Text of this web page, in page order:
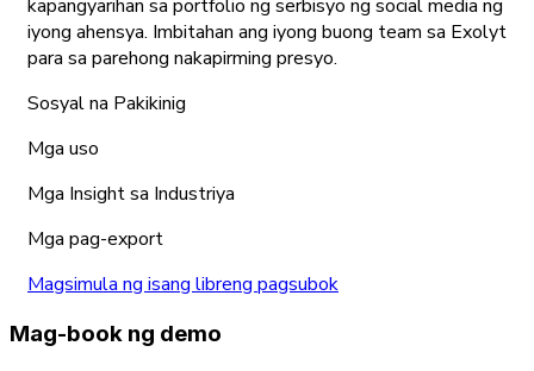
kapangyarihan sa portfolio ng serbisyo ng social media ng
iyong ahensya. Imbitahan ang iyong buong team sa Exolyt
para sa parehong nakapirming presyo.
Sosyal na Pakikinig
Mga uso
Mga Insight sa Industriya
Mga pag-export
Magsimula ng isang libreng pagsubok
Mag-book ng demo